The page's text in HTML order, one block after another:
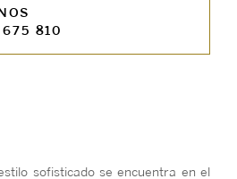
810
sofisticado se encuentra en el